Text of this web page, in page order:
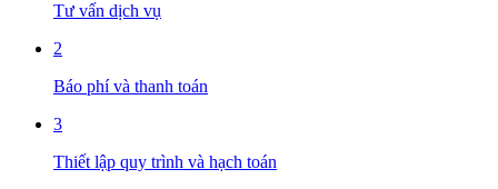
Tư vấn dịch vụ
2
Báo phí và thanh toán
3
Thiết lập quy trình và hạch toán